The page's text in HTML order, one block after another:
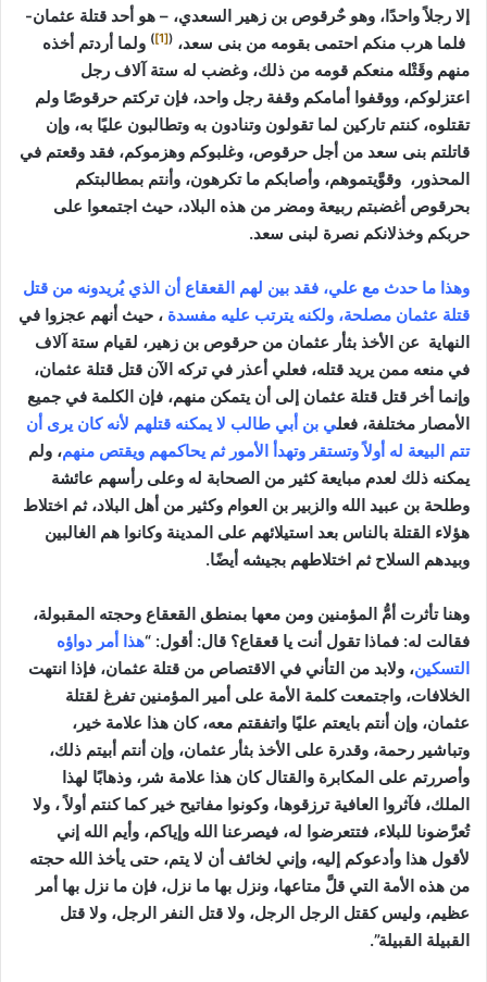
إلا رجلاً واحدًا، وهو حٌرقوص بن زهير السعدي، – هو أحد قتلة عثمان-
فلما هرب منكم احتمى بقومه من بنى سعد، (
[1]
) ولما أردتم أخذه
منهم وقَتْله منعكم قومه من ذلك، وغضب له ستة آلاف رجل
اعتزلوكم، ووقفوا أمامكم وقفة رجل واحد، فإن تركتم حرقوصًا ولم
تقتلوه، كنتم تاركين لما تقولون وتنادون به وتطالبون عليًا به، وإن
قاتلتم بنى سعد من أجل حرقوص، وغلبوكم وهزموكم، فقد وقعتم في
المحذور، وقوَّيتموهم، وأصابكم ما تكرهون، وأنتم بمطالبتكم
بحرقوص أغضبتم ربيعة ومضر من هذه البلاد، حيث اجتمعوا على
حربكم وخذلانكم نصرة لبنى سعد.
وهذا ما حدث مع علي، فقد بين لهم القعقاع أن الذي يُريدونه من قتل
قتلة عثمان مصلحة، ولكنه يترتب عليه مفسدة ، حيث أنهم عجزوا في
النهاية عن الأخذ بثأر عثمان من حرقوص بن زهير، لقيام ستة آلاف
في منعه ممن يريد قتله، فعلي أعذر في تركه الآن قتل قتلة عثمان،
وإنما أخر قتل قتلة عثمان إلى أن يتمكن منهم، فإن الكلمة في جميع
الأمصار مختلفة، فعلي بن أبي طالب لا يمكنه قتلهم لأنه كان يرى أن
تتم البيعة له أولاً وتستقر وتهدأ الأمور ثم يحاكمهم ويقتص منهم، ولم
يمكنه ذلك لعدم مبايعة كثير من الصحابة له وعلى رأسهم عائشة
وطلحة بن عبيد الله والزبير بن العوام وكثير من أهل البلاد، ثم اختلاط
هؤلاء القتلة بالناس بعد استيلائهم على المدينة وكانوا هم الغالبين
وبيدهم السلاح ثم اختلاطهم بجيشه أيضًا.
وهنا تأثرت أمُّ المؤمنين ومن معها بمنطق القعقاع وحجته المقبولة،
فقالت له: فماذا تقول أنت يا قعقاع؟ قال: أقول: “هذا أمر دواؤه
التسكين، ولابد من التأني في الاقتصاص من قتلة عثمان، فإذا انتهت
الخلافات، واجتمعت كلمة الأمة على أمير المؤمنين تفرغ لقتلة
عثمان، وإن أنتم بايعتم عليًا واتفقتم معه، كان هذا علامة خير،
وتباشير رحمة، وقدرة على الأخذ بثأر عثمان، وإن أنتم أبيتم ذلك،
وأصررتم على المكابرة والقتال كان هذا علامة شر، وذهابًا لهذا
الملك، فآثروا العافية ترزقوها، وكونوا مفاتيح خير كما كنتم أولاً ، ولا
تُعرَّضونا للبلاء، فتتعرضوا له، فيصرعنا الله وإياكم، وأيم الله إني
لأقول هذا وأدعوكم إليه، وإني لخائف أن لا يتم، حتى يأخذ الله حجته
من هذه الأمة التي قلَّ متاعها، ونزل بها ما نزل، فإن ما نزل بها أمر
عظيم، وليس كقتل الرجل الرجل، ولا قتل النفر الرجل، ولا قتل
القبيلة القبيلة”.